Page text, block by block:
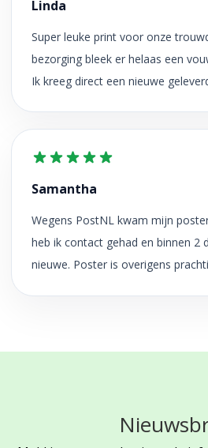
Linda
Super leuke print voor onze
bezorging bleek er helaas een
Ik kreeg direct een nieuwe
Samantha
Wegens PostNL kwam mijn
heb ik contact gehad en binnen 2
nieuwe. Poster is overigens